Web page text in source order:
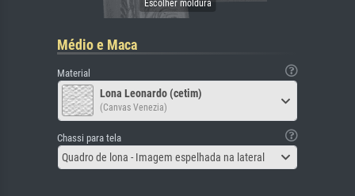
Médio e Maca
Material
Lona Leonardo (cetim)
(Canvas Venezia)
Chassi para tela
Quadro de lona - Imagem espelhada na lateral